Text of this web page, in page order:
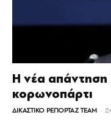
Η νέα απάντηση
κορωνοπάρτι
ΔΙΚΑΣΤΙΚΟ ΡΕΠΟΡΤΑΖ TEAM -